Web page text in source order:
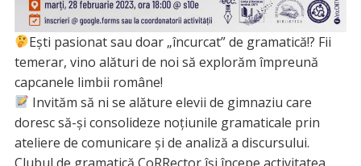
Ești pasionat sau doar „încurcat” de gramatică!? Fii
temerar, vino alături de noi să explorăm împreună
capcanele limbii române!
Invităm să ni se alăture elevii de gimnaziu care
doresc să-și consolideze noțiunile gramaticale prin
ateliere de comunicare și de analiză a discursului.
Clubul de gramatică CoRRector își începe activitatea